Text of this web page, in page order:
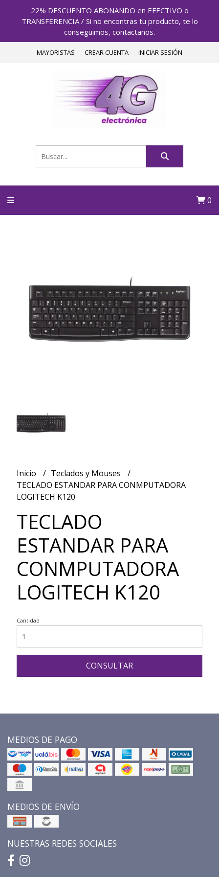
22% DESCUENTO ABONANDO en EFECTIVO o
TRANSFERENCIA / Si no encontras tu producto, te lo
conseguimos, contactanos.
MAYORISTAS CREAR CUENTA INICIAR SESIÓN
0
Inicio
Teclados y Mouses
TECLADO ESTANDAR PARA CONMPUTADORA
LOGITECH K120
TECLADO
ESTANDAR PARA
CONMPUTADORA
LOGITECH K120
Cantidad
CONSULTAR
MEDIOS DE PAGO
MEDIOS DE ENVÍO
NUESTRAS REDES SOCIALES